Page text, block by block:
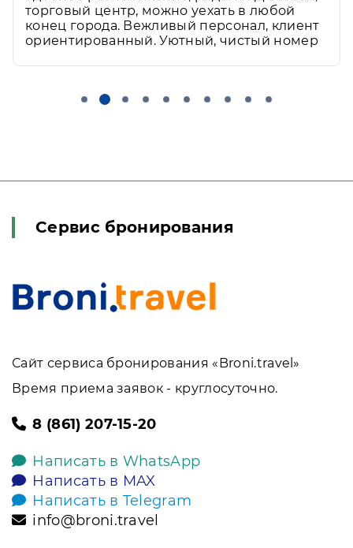
Удобное расположение, рядом ЖД вокзал,
торговый центр, можно уехать в любой
конец города. Вежливый персонал, клиент
Развернуть
Сервис бронирования
Сайт сервиса бронирования «Broni.travel»
Время приема заявок - круглосуточно.
8 (861) 207-15-20
Написать в WhatsApp
Написать в MAX
Написать в Telegram
info@broni.travel